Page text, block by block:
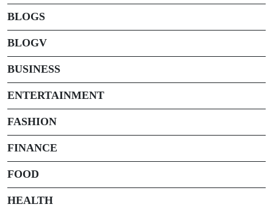
BLOGS
BLOGV
BUSINESS
ENTERTAINMENT
FASHION
FINANCE
FOOD
HEALTH